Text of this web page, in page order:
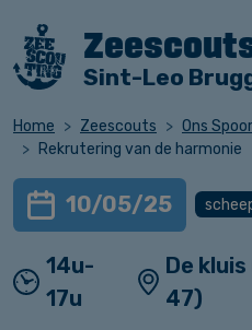
Sint-Leo
Home Zeescouts
Ons Spoor
Rekrutering van de harmonie
10/05/25
14u-
17u
De
47)